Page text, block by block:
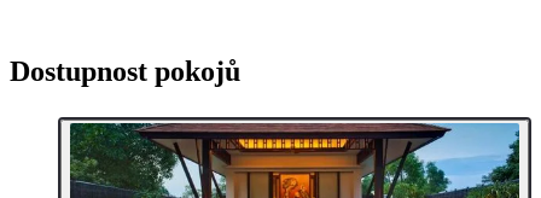
Dostupnost pokojů